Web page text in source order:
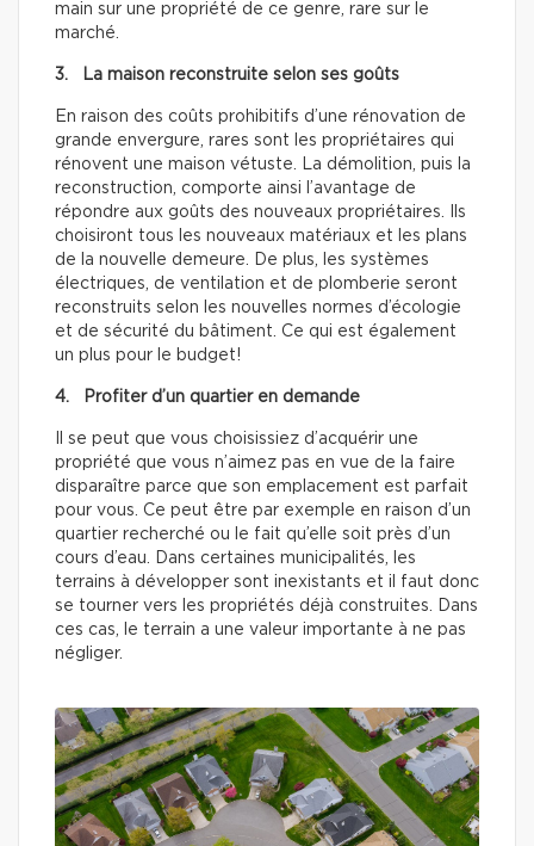
main sur une propriété de ce genre, rare sur le
marché.
3. La maison reconstruite selon ses goûts
En raison des coûts prohibitifs d’une rénovation de
grande envergure, rares sont les propriétaires qui
rénovent une maison vétuste. La démolition, puis la
reconstruction, comporte ainsi l’avantage de
répondre aux goûts des nouveaux propriétaires. Ils
choisiront tous les nouveaux matériaux et les plans
de la nouvelle demeure. De plus, les systèmes
électriques, de ventilation et de plomberie seront
reconstruits selon les nouvelles normes d’écologie
et de sécurité du bâtiment. Ce qui est également
un plus pour le budget!
4. Profiter d’un quartier en demande
Il se peut que vous choisissiez d’acquérir une
propriété que vous n’aimez pas en vue de la faire
disparaître parce que son emplacement est parfait
pour vous. Ce peut être par exemple en raison d’un
quartier recherché ou le fait qu’elle soit près d’un
cours d’eau. Dans certaines municipalités, les
terrains à développer sont inexistants et il faut donc
se tourner vers les propriétés déjà construites. Dans
ces cas, le terrain a une valeur importante à ne pas
négliger.